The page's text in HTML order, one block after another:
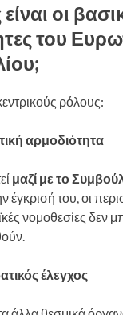
οι
του
ρόλους:
αρμοδιότητα
μαζί με το
έγκρισή του, οι
νομοθεσίες δεν
έλεγχος